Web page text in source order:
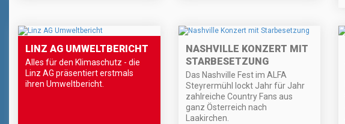
LINZ AG UMWELTBERICHT
Alles für den Klimaschutz - die
Linz AG präsentiert erstmals
ihren Umweltbericht.
NASHVILLE KONZERT MIT
STARBESETZUNG
Das Nashville Fest im ALFA
Steyrermühl lockt Jahr für Jahr
zahlreiche Country Fans aus
ganz Österreich nach
Laakirchen.